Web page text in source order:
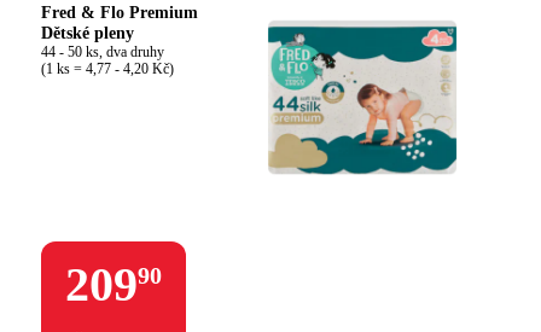
Fred & Flo Premium
Dětské pleny
44 - 50 ks, dva druhy
(1 ks = 4,77 - 4,20 Kč)
20990